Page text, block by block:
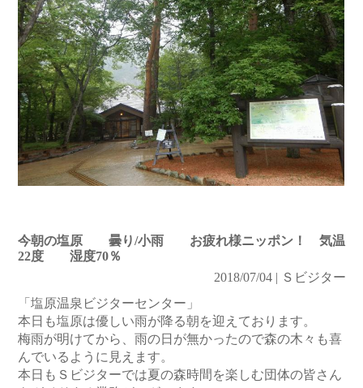
今朝の塩原 曇り/小雨 お疲れ様ニッポン！ 気温
22度 湿度70％
2018/07/04 | Ｓビジター
「塩原温泉ビジターセンター」
本日も塩原は優しい雨が降る朝を迎えております。
梅雨が明けてから、雨の日が無かったので森の木々も喜
んでいるように見えます。
本日もＳビジターでは夏の森時間を楽しむ団体の皆さん